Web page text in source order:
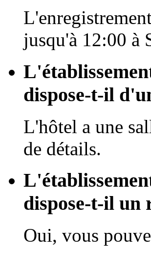
jusqu'à 12:00 à
dispose-t-il
L'hôtel a une
de détails.
dispose-t-il un
Oui, vous